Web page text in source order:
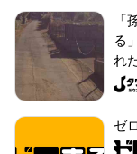
る
れ
ゼ